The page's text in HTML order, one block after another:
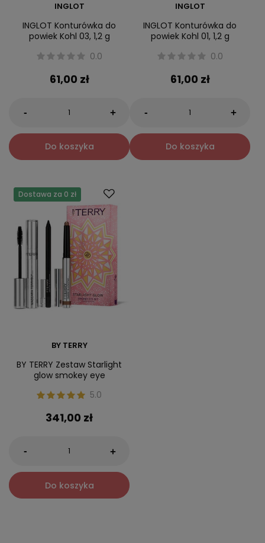
INGLOT
INGLOT Konturówka do
powiek Kohl 03, 1,2 g
0.0
61,00 zł
- +
Do koszyka
INGLOT
INGLOT Konturówka do
powiek Kohl 01, 1,2 g
0.0
61,00 zł
- +
Do koszyka
Dostawa za 0 zł
BY TERRY
BY TERRY Zestaw Starlight
glow smokey eye
5.0
341,00 zł
- +
Do koszyka